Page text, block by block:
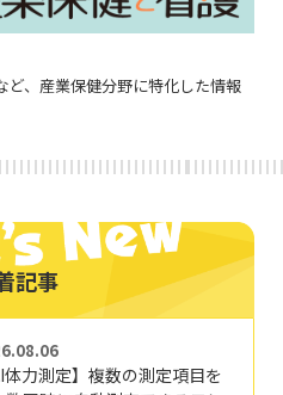
、産業保健分野に特化した情報
記事
体力測定】複数の測定項目を